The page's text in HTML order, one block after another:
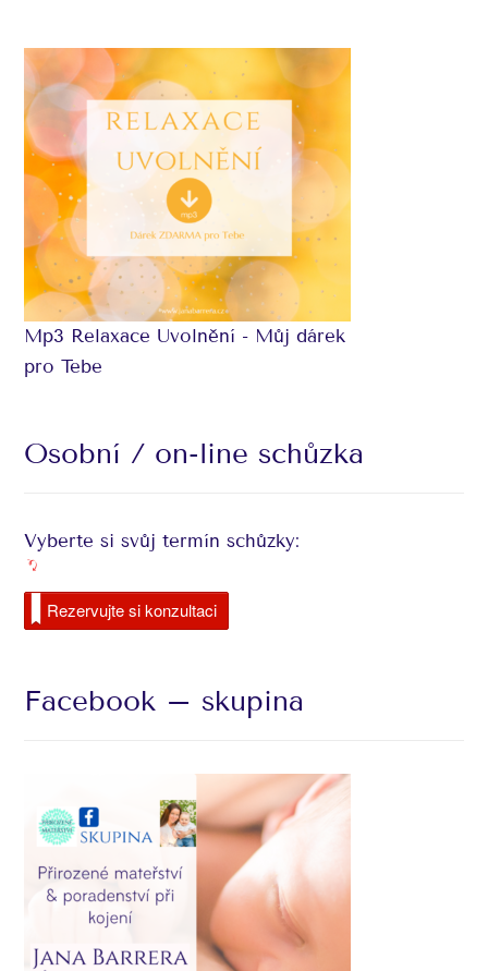
Mp3 Relaxace Uvolnění - Můj dárek
pro Tebe
Osobní / on-line schůzka
Vyberte si svůj termín schůzky:
Rezervujte si konzultaci
Facebook – skupina